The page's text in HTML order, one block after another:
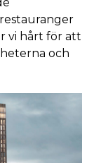
vi hårt för att
och